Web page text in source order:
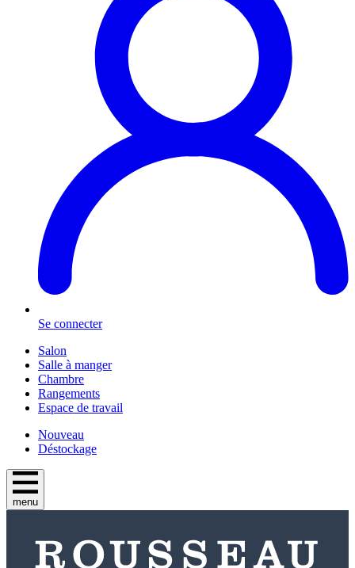
Se connecter
Salon
Salle à manger
Chambre
Rangements
Espace de travail
Nouveau
Déstockage
menu